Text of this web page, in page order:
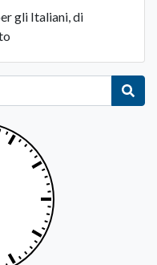
gli Italiani, di